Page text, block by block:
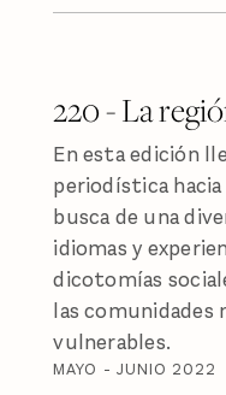
220 - La
En esta edición
periodística
busca de una
idiomas y
dicotomías
las comunidades
vulnerables.
MAYO - JUNIO 2022